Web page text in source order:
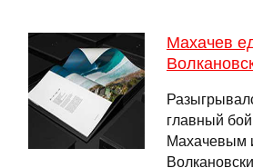
Махачев
главный
Махачевым